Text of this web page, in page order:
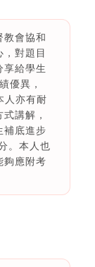
教會協和
對題目
享給學生
優異，
人亦有耐
講解，
補底進步
。本人也
夠應附考